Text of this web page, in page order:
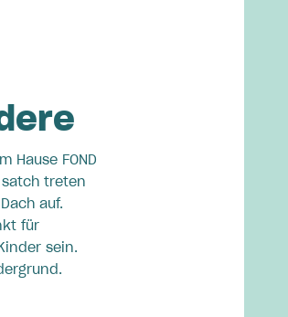
Hause FOND
satch treten
auf.
für
sein.